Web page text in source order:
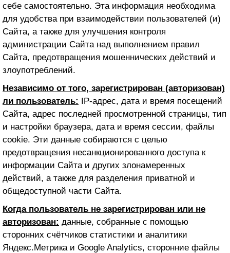
себе самостоятельно. Эта информация необходима
для удобства при взаимодействии пользователей (и)
Сайта, а также для улучшения контроля
администрации Сайта над выполнением правил
Сайта, предотвращения мошеннических действий и
злоупотреблений.
Независимо от того, зарегистрирован (авторизован)
ли пользователь: IP-адрес, дата и время посещений
Сайта, адрес последней просмотренной страницы, тип
и настройки браузера, дата и время сессии, файлы
cookie. Эти данные собираются с целью
предотвращения несанкционированного доступа к
информации Сайта и других злонамеренных
действий, а также для разделения приватной и
общедоступной части Сайта.
Когда пользователь не зарегистрирован или не
авторизован: данные, собранные с помощью
сторонних счётчиков статистики и аналитики
Яндекс.Метрика и Google Analytics, сторонние файлы